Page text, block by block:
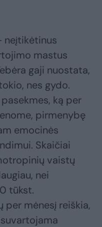
neįtikėtinus
mastus
gaji nuostata,
nes gydo.
ką per
pirmenybę
emocinės
Skaičiai
vaistų
nei
tūkst.
mėnesį reiškia,